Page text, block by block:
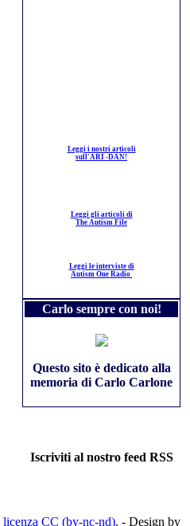
Leggi i nostri articoli
sull'ARI -DAN!
Leggi gli articoli di
The Autism File
Leggi le interviste di
Autism One Radio
Carlo sempre con noi!
Questo sito è dedicato alla
memoria di Carlo Carlone
Iscriviti al nostro feed RSS
licenza CC (by-nc-nd). - Design by